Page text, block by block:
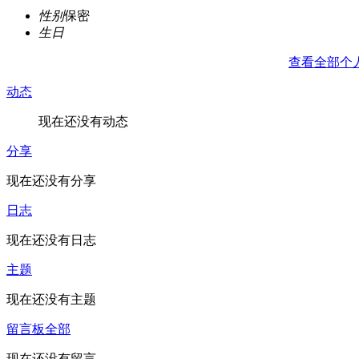
性别保密
生日
查看全部个
动态
现在还没有动态
分享
现在还没有分享
日志
现在还没有日志
主题
现在还没有主题
留言板全部